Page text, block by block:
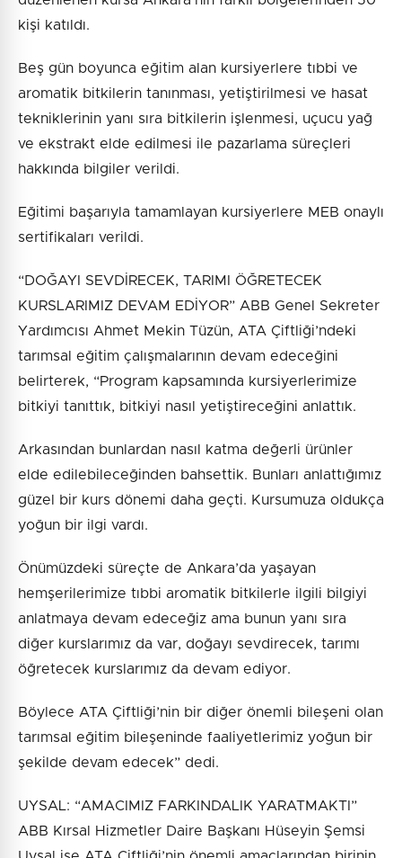
kişi katıldı.
Beş gün boyunca eğitim alan kursiyerlere tıbbi ve
aromatik bitkilerin tanınması, yetiştirilmesi ve hasat
tekniklerinin yanı sıra bitkilerin işlenmesi, uçucu yağ
ve ekstrakt elde edilmesi ile pazarlama süreçleri
hakkında bilgiler verildi.
Eğitimi başarıyla tamamlayan kursiyerlere MEB onaylı
sertifikaları verildi.
“DOĞAYI SEVDİRECEK, TARIMI ÖĞRETECEK
KURSLARIMIZ DEVAM EDİYOR” ABB Genel Sekreter
Yardımcısı Ahmet Mekin Tüzün, ATA Çiftliği’ndeki
tarımsal eğitim çalışmalarının devam edeceğini
belirterek, “Program kapsamında kursiyerlerimize
bitkiyi tanıttık, bitkiyi nasıl yetiştireceğini anlattık.
Arkasından bunlardan nasıl katma değerli ürünler
elde edilebileceğinden bahsettik. Bunları anlattığımız
güzel bir kurs dönemi daha geçti. Kursumuza oldukça
yoğun bir ilgi vardı.
Önümüzdeki süreçte de Ankara’da yaşayan
hemşerilerimize tıbbi aromatik bitkilerle ilgili bilgiyi
anlatmaya devam edeceğiz ama bunun yanı sıra
diğer kurslarımız da var, doğayı sevdirecek, tarımı
öğretecek kurslarımız da devam ediyor.
Böylece ATA Çiftliği’nin bir diğer önemli bileşeni olan
tarımsal eğitim bileşeninde faaliyetlerimiz yoğun bir
şekilde devam edecek” dedi.
UYSAL: “AMACIMIZ FARKINDALIK YARATMAKTI”
ABB Kırsal Hizmetler Daire Başkanı Hüseyin Şemsi